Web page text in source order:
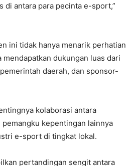
di antara para pecinta e-sport,”
ini tidak hanya menarik perhatian
mendapatkan dukungan luas dari
daerah, dan sponsor-
kolaborasi antara
kepentingan lainnya
e-sport di tingkat lokal.
pertandingan sengit antara